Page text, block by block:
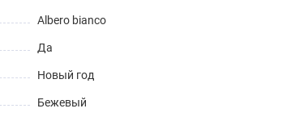
Albero bianco
Да
Новый год
Бежевый